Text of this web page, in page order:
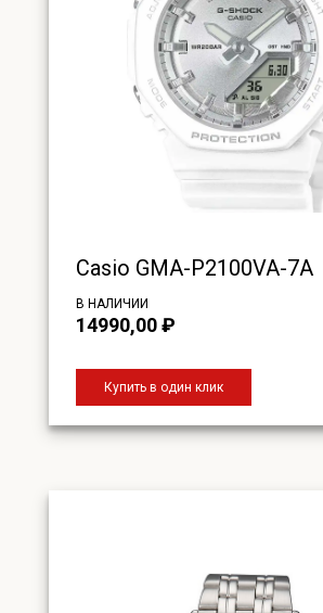
Casio GMA-P2100VA-7A
В НАЛИЧИИ
14990,00₽
Купить в один клик